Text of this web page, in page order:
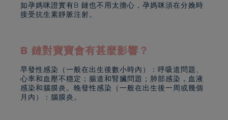
如孕媽咪證實有B 鏈也不用太擔心，孕媽咪須在分娩時
接受抗生素靜脈注射。
B 鏈對寶寶會有甚麼影響？
早發性感染（一般在出生後數小時內）：呼吸道問題、
心率和血壓不穩定；腸道和腎臟問題；肺部感染，血液
感染和腦膜炎。晚發性感染（一般在出生後一周或幾個
月內）：腦膜炎。